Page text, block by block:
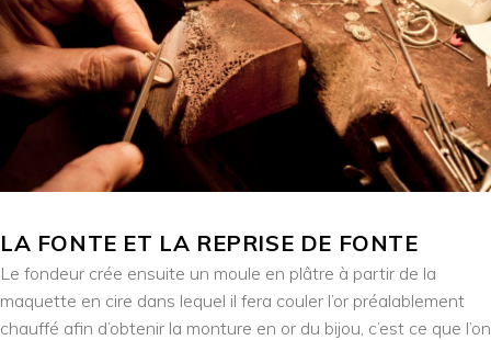
LA FONTE ET LA REPRISE DE FONTE
Le fondeur crée ensuite un moule en plâtre à partir de la
maquette en cire dans lequel il fera couler l’or préalablement
chauffé afin d’obtenir la monture en or du bijou, c’est ce que l’on